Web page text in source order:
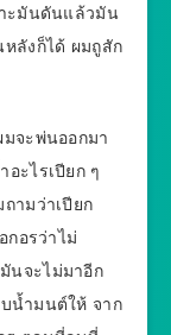
าะมันดันแล้วมัน
ลังก็ได้ ผมถูสัก
จะพ่นออกมา
ะไรเปียก ๆ
ามว่าเปียก
กอรว่าไม่
นจะไม่มาอีก
น้ำมนต์ให้ จาก